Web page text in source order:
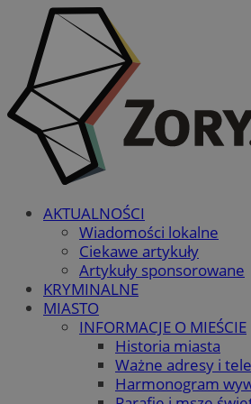
AKTUALNOŚCI
Wiadomości lokalne
Ciekawe artykuły
Artykuły sponsorowane
KRYMINALNE
MIASTO
INFORMACJE O MIEŚCIE
Historia miasta
Ważne adresy i
Harmonogram